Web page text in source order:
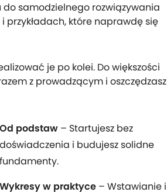
do samodzielnego rozwiązywania
przykładach, które naprawdę się
je po kolei. Do większości
z prowadzącym i oszczędzasz
Od podstaw– Startujesz bez
doświadczenia i budujesz solidne
fundamenty.
Wykresy w praktyce– Wstawianie i